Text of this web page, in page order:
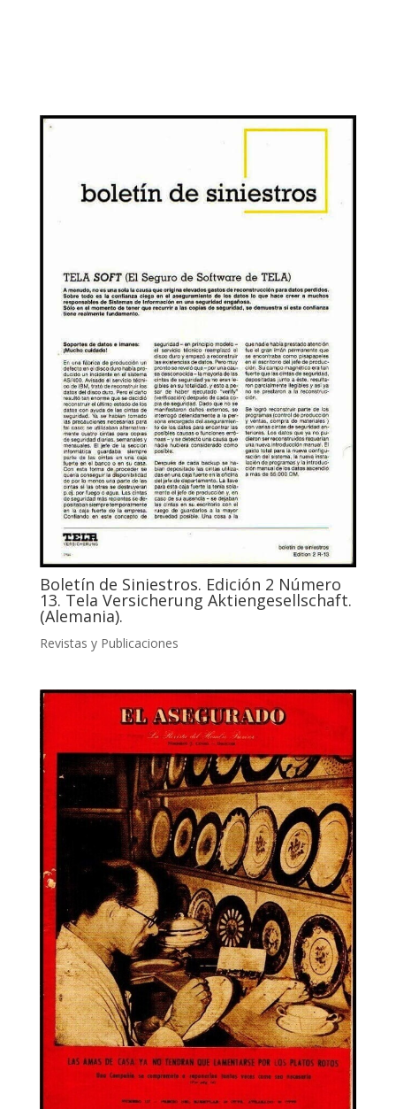
Boletín de Siniestros. Edición 2 Número
13. Tela Versicherung Aktiengesellschaft.
(Alemania).
Revistas y Publicaciones